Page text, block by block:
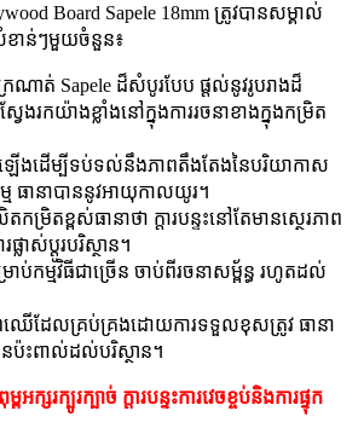
Board Sapele 18mm ត្រូវបានសម្គាល់
ាន់ៗមួយចំនួន៖
ណាត់ Sapele ដ៏សំបូរបែប ផ្តល់នូវរូបរាងដ៏
ងរកយ៉ាងខ្លាំងនៅក្នុងការរចនាខាងក្នុងកម្រិត
ឡើងដើម្បីទប់ទល់នឹងភាពតឹងតែងនៃបរិយាកាស
ធានាបាននូវអាយុកាលយូរ។
ម្រិតខ្ពស់ធានាថា ក្តារបន្ទះនៅតែមានស្ថេរភាព
ាស់ប្តូរបរិស្ថាន។
ប់កម្មវិធីជាច្រើន ចាប់ពីរចនាសម្ព័ន្ធ រហូតដល់
ៃឈើដែលគ្រប់គ្រងដោយការទទួលខុសត្រូវ ធានា
ះពាល់ដល់បរិស្ថាន។
ពុម្ពអក្សរក្បូរក្បាច់ ក្តារបន្ទះការវេចខ្ចប់និងការផ្ទុក